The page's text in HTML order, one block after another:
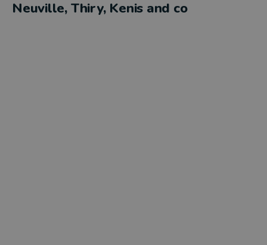
Neuville, Thiry, Kenis and co